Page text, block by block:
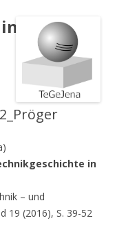
Jena e.V.
in
– und
19 (2016), S. 39-52